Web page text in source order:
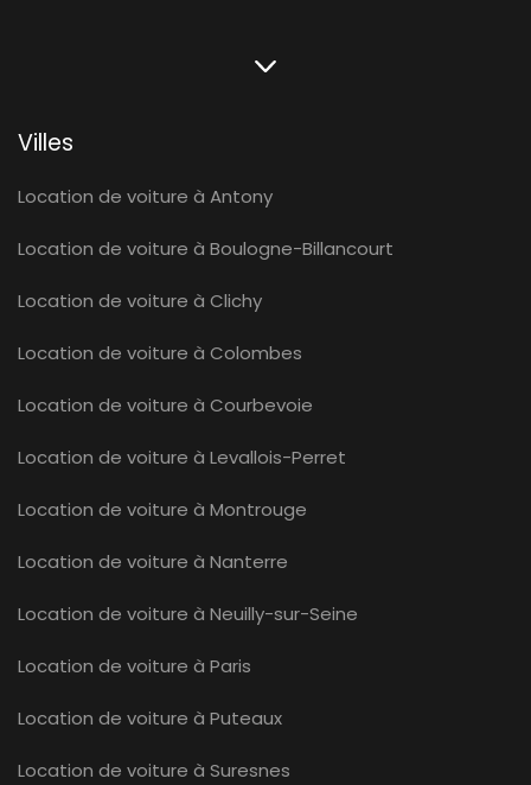
Villes
Location de voiture à Antony
Location de voiture à Boulogne-Billancourt
Location de voiture à Clichy
Location de voiture à Colombes
Location de voiture à Courbevoie
Location de voiture à Levallois-Perret
Location de voiture à Montrouge
Location de voiture à Nanterre
Location de voiture à Neuilly-sur-Seine
Location de voiture à Paris
Location de voiture à Puteaux
Location de voiture à Suresnes